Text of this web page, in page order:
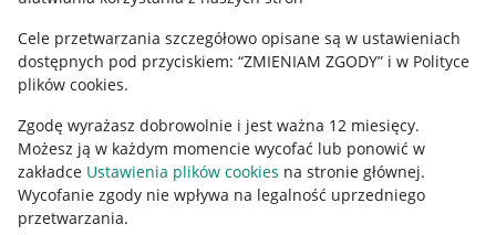
Cele przetwarzania szczegółowo opisane są w ustawieniach
dostępnych pod przyciskiem: “ZMIENIAM ZGODY” i w Polityce
plików cookies.
Zgodę wyrażasz dobrowolnie i jest ważna 12 miesięcy.
Możesz ją w każdym momencie wycofać lub ponowić w
zakładce Ustawienia plików cookies na stronie głównej.
Wycofanie zgody nie wpływa na legalność uprzedniego
przetwarzania.
Udostępnianie lokalizacji
Informacje dla Aktu o Usługach Cyfrowych
Pobierz aplikację